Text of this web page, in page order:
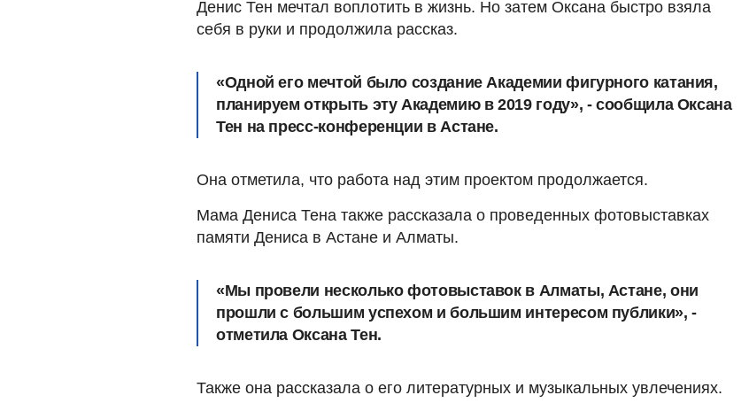
Денис Тен мечтал воплотить в жизнь. Но затем Оксана быстро взяла
себя в руки и продолжила рассказ.
«Одной его мечтой было создание Академии фигурного катания,
планируем открыть эту Академию в 2019 году», - сообщила Оксана
Тен на пресс-конференции в Астане.
Она отметила, что работа над этим проектом продолжается.
Мама Дениса Тена также рассказала о проведенных фотовыставках
памяти Дениса в Астане и Алматы.
«Мы провели несколько фотовыставок в Алматы, Астане, они
прошли с большим успехом и большим интересом публики», -
отметила Оксана Тен.
Также она рассказала о его литературных и музыкальных увлечениях.